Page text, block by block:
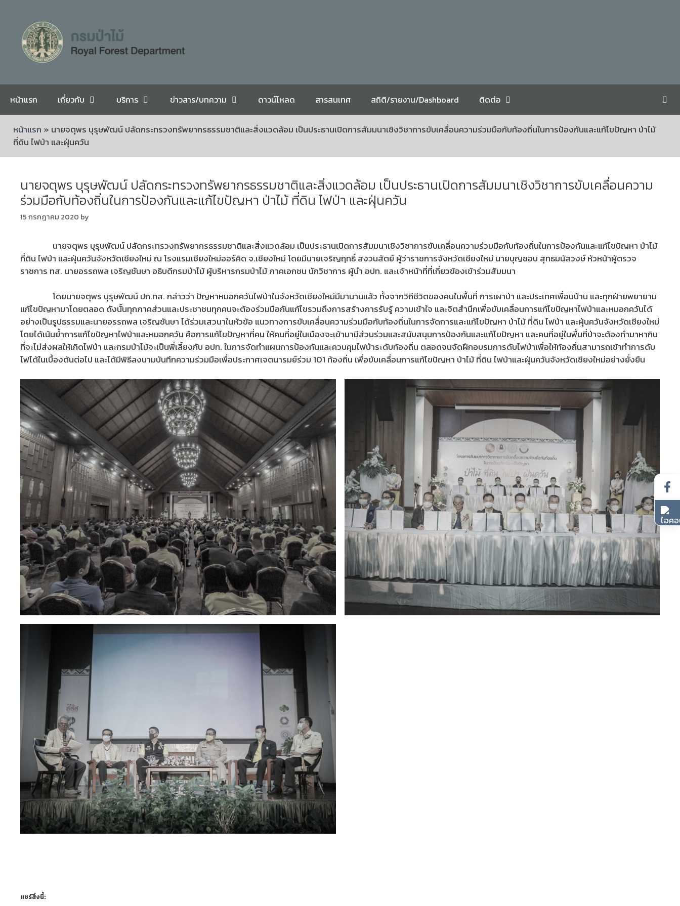
หน้าแรก เกี่ยวกับ บริการ ข่าวสาร/บทความ ดาวน์โหลด สารสนเทศ สถิติ/รายงาน/Dashboard ติดต่อ
หน้าแรก » นายจตุพร บุรุษพัฒน์ ปลัดกระทรวงทรัพยากรธรรมชาติและสิ่งแวดล้อม เป็นประธานเปิดการสัมมนาเชิงวิชาการขับเคลื่อนความร่วมมือกับท้องถิ่นในการป้องกันและแก้ไขปัญหา ป่าไม้
ที่ดิน ไฟป่า และฝุ่นควัน
นายจตุพร บุรุษพัฒน์ ปลัดกระทรวงทรัพยากรธรรมชาติและสิ่งแวดล้อม เป็นประธานเปิดการสัมมนาเชิงวิชาการขับเคลื่อนความ
ร่วมมือกับท้องถิ่นในการป้องกันและแก้ไขปัญหา ป่าไม้ ที่ดิน ไฟป่า และฝุ่นควัน
15 กรกฎาคม 2020 by
นายจตุพร บุรุษพัฒน์ ปลัดกระทรวงทรัพยากรธรรมชาติและสิ่งแวดล้อม เป็นประธานเปิดการสัมมนาเชิงวิชาการขับเคลื่อนความร่วมมือกับท้องถิ่นในการป้องกันและแก้ไขปัญหา ป่าไม้
ที่ดิน ไฟป่า และฝุ่นควันจังหวัดเชียงใหม่ ณ โรงแรมเชียงใหม่ออร์คิด จ.เชียงใหม่ โดยมีนายเจริญฤทธิ์ สงวนสัตย์ ผู้ว่าราชการจังหวัดเชียงใหม่ นายบุญชอบ สุทธมนัสวงษ์ หัวหน้าผู้ตรวจ
ราชการ ทส. นายอรรถพล เจริญชันษา อธิบดีกรมป่าไม้ ผู้บริหารกรมป่าไม้ ภาคเอกชน นักวิชาการ ผู้นำ อปท. และเจ้าหน้าที่ที่เกี่ยวข้องเข้าร่วมสัมมนา
โดยนายจตุพร บุรุษพัฒน์ ปก.ทส. กล่าวว่า ปัญหาหมอกควันไฟป่าในจังหวัดเชียงใหม่มีมานานแล้ว ทั้งจากวิถีชีวิตของคนในพื้นที่ การเผาป่า และประเทศเพื่อนบ้าน และทุกฝ่ายพยายาม
แก้ไขปัญหามาโดยตลอด ดังนั้นทุกภาคส่วนและประชาชนทุกคนจะต้องร่วมมือกันแก้ไขรวมถึงการสร้างการรับรู้ ความเข้าใจ และจิตสำนึกเพื่อขับเคลื่อนการแก้ไขปัญหาไฟป่าและหมอกควันได้
อย่างเป็นรูปธรรมและนายอรรถพล เจริญชันษา ได้ร่วมเสวนาในหัวข้อ แนวทางการขับเคลื่อนความร่วมมือกับท้องถิ่นในการจัดการและแก้ไขปัญหา ป่าไม้ ที่ดิน ไฟป่า และฝุ่นควันจังหวัดเชียงใหม่
โดยได้เน้นย้ำการแก้ไขปัญหาไฟป่าและหมอกควัน คือการแก้ไขปัญหาที่คน ให้คนที่อยู่ในเมืองจะเข้ามามีส่วนร่วมและสนับสนุนการป้องกันและแก้ไขปัญหา และคนที่อยู่ในพื้นที่ป่าจะต้องทำมาหากิน
ที่จะไม่ส่งผลให้เกิดไฟป่า และกรมป่าไม้จะเป็นพี่เลี้ยงกับ อปท. ในการจัดทำแผนการป้องกันและควบคุมไฟป่าระดับท้องถิ่น ตลอดจนจัดฝึกอบรมการดับไฟป่าเพื่อให้ท้องถิ่นสามารถเข้าทำการดับ
ไฟได้ในเบื้องต้นต่อไป และได้มีพิธีลงนามบันทึกความร่วมมือเพื่อประกาศเจตนารมย์ร่วม 101 ท้องถิ่น เพื่อขับเคลื่อนการแก้ไขปัญหา ป่าไม้ ที่ดิน ไฟป่าและฝุ่นควันจังหวัดเชียงใหม่อย่างยั่งยืน
แชร์สิ่งนี้: